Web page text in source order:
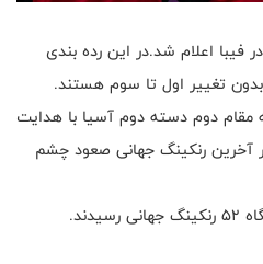
فیبا اعلام شد.در این رده بندی
تغییر اول تا سوم هستند.
مقام دوم دسته دوم آسیا با هدایت
آخرین رنکینگ جهانی صعود چشم